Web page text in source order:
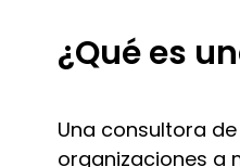
¿Qué es
Una consultora
organizaciones a